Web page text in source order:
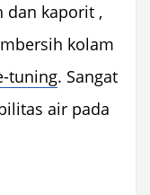
dan kaporit ,
kolam
tuning. Sangat
air pada